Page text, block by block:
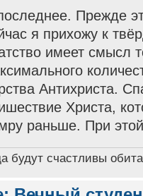
Прежде
я прихожу к
имеет смысл
Антихриста.
Христа,
раньше. При
будут счастливы